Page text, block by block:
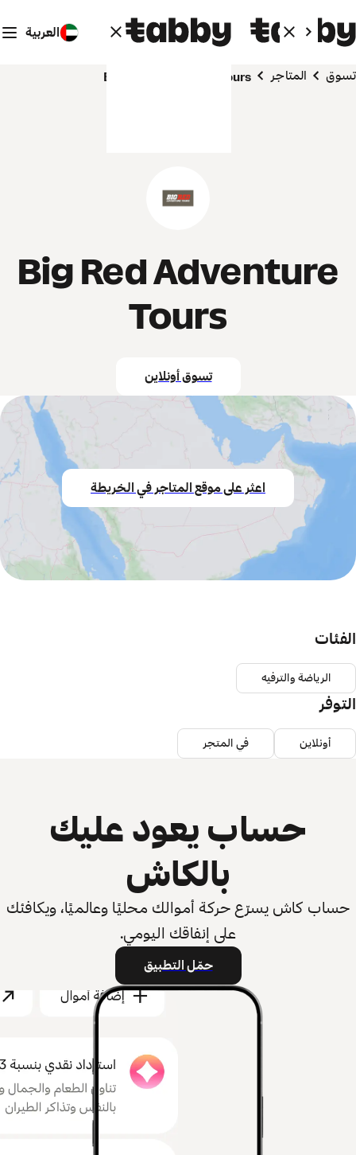
العربية
تسوق المتاجر Big Red Adventure Tours
Big Red Adventure
Tours
تسوق أونلاين
اعثر على موقع المتاجر في الخريطة
الفئات
الرياضة والترفيه
التوفر
أونلاين في المتجر
حساب يعود عليك
بالكاش
حساب كاش يسرّع حركة أموالك محليًا وعالميًا، ويكافئك
على إنفاقك اليومي.
حمّل التطبيق